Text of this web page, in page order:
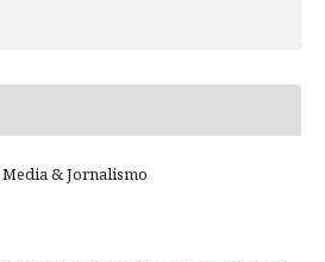
& Jornalismo